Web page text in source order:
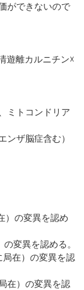
ができないので
遊離カルニチン☓
ミトコンドリア
ンザ脳症含む）
）の変異を認め
変異を認める。
局在）の変異を認
在）の変異を認